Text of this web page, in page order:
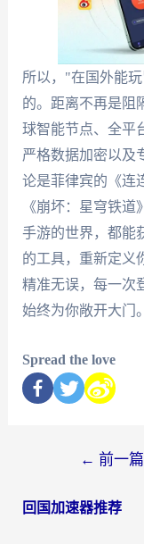
所以，"在国外能
的。距离不再是阻
球智能节点、全平
严格数据加密以及
论是菲律宾的《连
《崩坏：星穹铁道
手游的世界，都能
的工具，重新定义
精准无误，每一次
始终为你敞开大门。
Spread the love
← 前一
回国加速器推荐